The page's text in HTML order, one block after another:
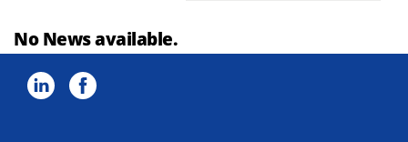
No News available.